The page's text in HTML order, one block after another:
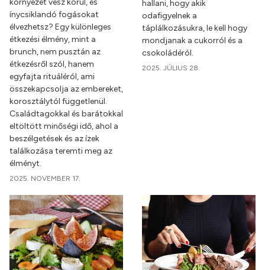
környezet vesz körül, és
ínycsiklandó fogásokat
élvezhetsz? Egy különleges
étkezési élmény, mint a
brunch, nem pusztán az
étkezésről szól, hanem
egyfajta rituáléról, ami
összekapcsolja az embereket,
korosztálytól függetlenül.
Családtagokkal és barátokkal
eltöltött minőségi idő, ahol a
beszélgetések és az ízek
találkozása teremti meg az
élményt.
2025. NOVEMBER 17.
hallani, hogy akik
odafigyelnek a
táplálkozásukra, le kell hogy
mondjanak a cukorról és a
csokoládéról.
2025. JÚLIUS 28.